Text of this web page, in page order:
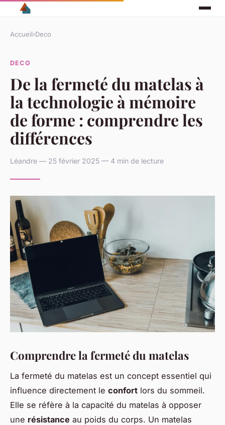
Accueil›Deco
DECO
De la fermeté du matelas à
la technologie à mémoire
de forme : comprendre les
différences
Léandre — 25 février 2025 — 4 min de lecture
Comprendre la fermeté du matelas
La fermeté du matelas est un concept essentiel qui
influence directement le confort lors du sommeil.
Elle se réfère à la capacité du matelas à opposer
une résistance au poids du corps. Un matelas